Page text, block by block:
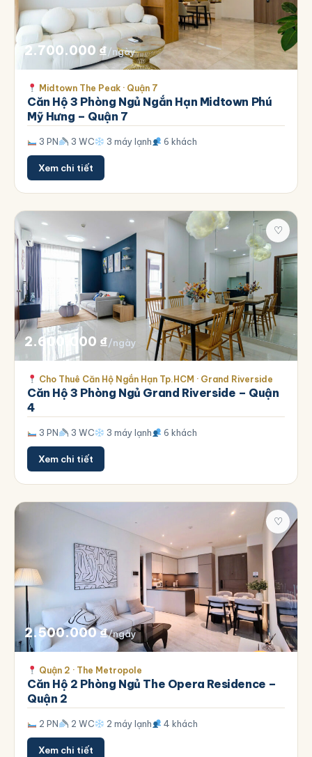
2.700.000 ₫/ngày
Midtown The Peak · Quận 7
Căn Hộ 3 Phòng Ngủ Ngắn Hạn Midtown Phú
Mỹ Hưng – Quận 7
3 PN 3 WC 3 máy lạnh 6 khách
Xem chi tiết
♡
2.600.000 ₫/ngày
Cho Thuê Căn Hộ Ngắn Hạn Tp.HCM · Grand Riverside
Căn Hộ 3 Phòng Ngủ Grand Riverside – Quận
4
3 PN 3 WC 3 máy lạnh 6 khách
Xem chi tiết
♡
2.500.000₫/ngày
Quận 2 · The Metropole
Căn Hộ 2 Phòng Ngủ The Opera Residence –
Quận 2
2 PN 2 WC 2 máy lạnh 4 khách
Xem chi tiết